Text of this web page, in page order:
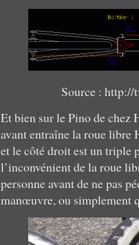
Source :
Et bien sur le Pino de chez
avant entraîne la roue libre
et le côté droit est un triple
l’inconvénient de la roue
personne avant de ne pas
manœuvre, ou simplement